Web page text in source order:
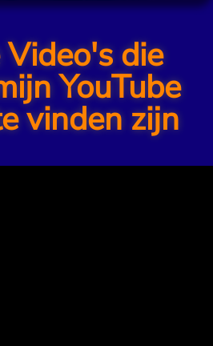
Video's die
YouTube
vinden zijn